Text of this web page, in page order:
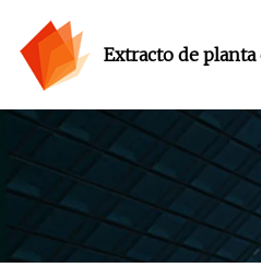
Extracto de